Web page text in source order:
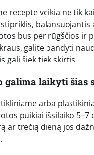
recepte veikia ne tik
balansuojantis
bus per rūgščios ir
galite bandyti
gali šiek tiek skirtis.
galima laikyti šias
arba
puikiai išsilaiko 5–7
ar trečią dieną jos